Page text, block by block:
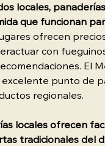
locales,
que funcionan
ofrecen
con
El
excelente punto de
regionales.
locales ofrecen
tradicionales del